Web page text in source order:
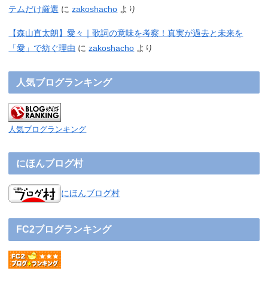
テムだけ厳選 にzakoshacho より
【森山直太朗】愛々｜歌詞の意味を考察！真実が過去と未来を
「愛」で紡ぐ理由 にzakoshacho より
人気ブログランキング
人気ブログランキング
にほんブログ村
にほんブログ村
FC2ブログランキング